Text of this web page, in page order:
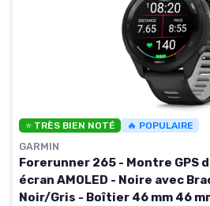
⭐ TRÈS BIEN NOTÉ 🔥 POPULAIRE
GARMIN
Forerunner 265 - Montre GPS
écran AMOLED - Noire avec
Noir/Gris - Boîtier 46 mm 46